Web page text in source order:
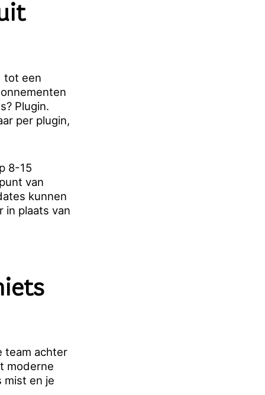
tot een
Plugin.
per plugin,
8-15
van
kunnen
in plaats van
team achter
moderne
mist en je